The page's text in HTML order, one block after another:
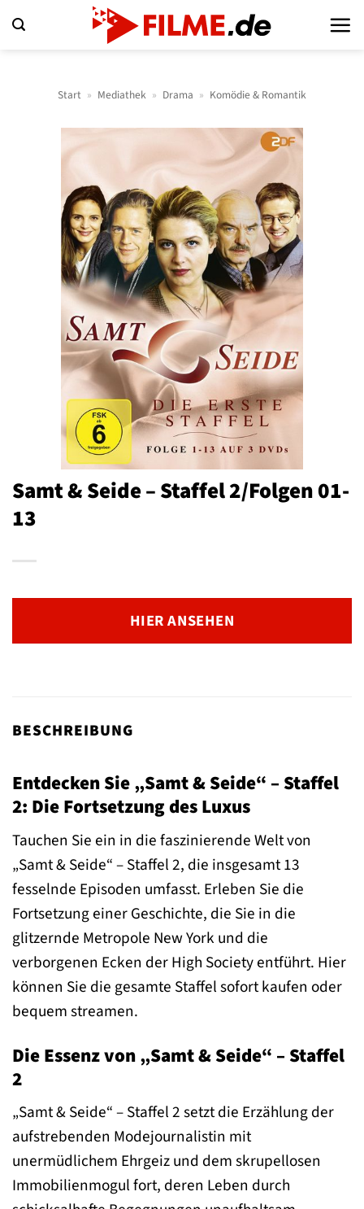
Inhalt
Start » Mediathek » Drama » Komödie & Romantik
Samt & Seide – Staffel 2/Folgen 01-
13
HIER ANSEHEN
BESCHREIBUNG
Entdecken Sie „Samt & Seide“ – Staffel
2: Die Fortsetzung des Luxus
Tauchen Sie ein in die faszinierende Welt von
„Samt & Seide“ – Staffel 2, die insgesamt 13
fesselnde Episoden umfasst. Erleben Sie die
Fortsetzung einer Geschichte, die Sie in die
glitzernde Metropole New York und die
verborgenen Ecken der High Society entführt. Hier
können Sie die gesamte Staffel sofort kaufen oder
bequem streamen.
Die Essenz von „Samt & Seide“ – Staffel
2
„Samt & Seide“ – Staffel 2 setzt die Erzählung der
aufstrebenden Modejournalistin mit
unermüdlichem Ehrgeiz und dem skrupellosen
Immobilienmogul fort, deren Leben durch